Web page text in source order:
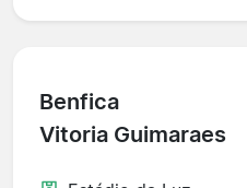
Benfica
Vitoria Guimaraes